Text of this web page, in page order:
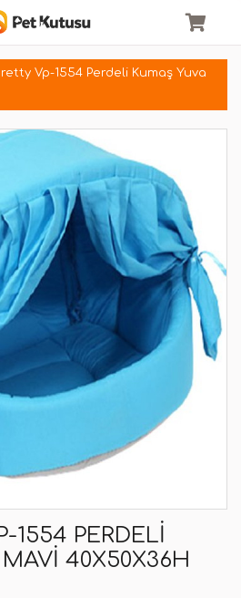
Vp-1554 Perdeli Kumaş Yuva
1554 PERDELI
40X50X36H